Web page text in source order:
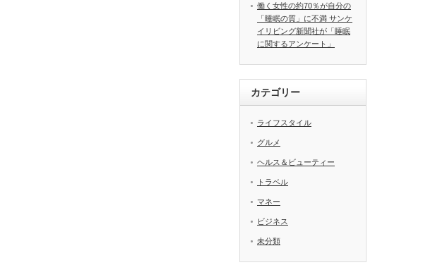
働く女性の約70％が自分の
「睡眠の質」に不満 サンケ
イリビング新聞社が「睡眠
に関するアンケート」
カテゴリー
ライフスタイル
グルメ
ヘルス＆ビューティー
トラベル
マネー
ビジネス
未分類